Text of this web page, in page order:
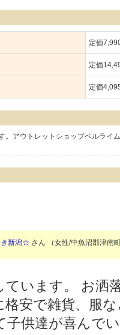
定価
定価
定価
。アウトレットショップベルライ
新潟☆ さん （女性/中魚沼郡津南
ています。 お洒
安で雑貨、服
子供達が喜んで